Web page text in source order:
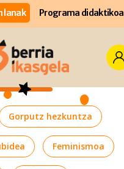
lanak Programa didaktikoa
Gorputz hezkuntza
Feminismoa